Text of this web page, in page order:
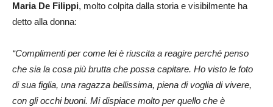
Maria De Filippi, molto colpita dalla storia e visibilmente ha
detto alla donna:
“Complimenti per come lei è riuscita a reagire perché penso
che sia la cosa più brutta che possa capitare. Ho visto le foto
di sua figlia, una ragazza bellissima, piena di voglia di vivere,
con gli occhi buoni. Mi dispiace molto per quello che è